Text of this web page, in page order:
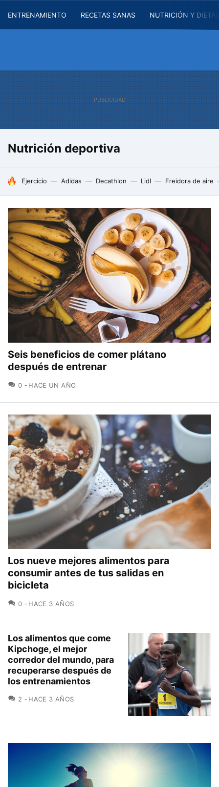
ENTRENAMIENTO RECETAS SANAS NUTRICIÓN Y
Nutrición deportiva
HOY SE HABLA DE
Ejercicio Adidas Decathlon Lidl Freidora de aire
Seis beneficios de comer plátano
después de entrenar
0 COMENTARIOS
HACE UN AÑO
Los nueve mejores alimentos para
consumir antes de tus salidas en
bicicleta
0 COMENTARIOS
HACE 3 AÑOS
Los alimentos que come
Kipchoge, el mejor
corredor del mundo, para
recuperarse después de
los entrenamientos
2 COMENTARIOS
HACE 3 AÑOS